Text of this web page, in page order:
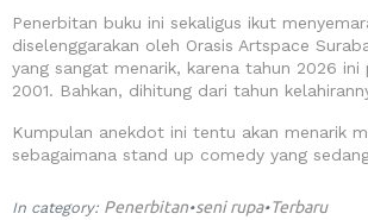
Penerbitan buku ini sekaligus ikut
diselenggarakan oleh Orasis Artspace
yang sangat menarik, karena tahun 2026
2001. Bahkan, dihitung dari tahun
Kumpulan anekdot ini tentu akan menarik
sebagaimana stand up comedy yang
In category: Penerbitan•seni rupa•Terbaru